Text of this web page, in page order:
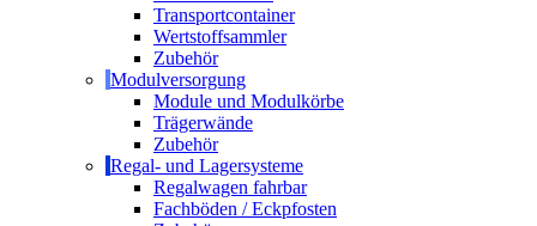
Transportcontainer
Wertstoffsammler
Zubehör
Modulversorgung
Module und Modulkörbe
Trägerwände
Zubehör
Regal- und Lagersysteme
Regalwagen fahrbar
Fachböden / Eckpfosten